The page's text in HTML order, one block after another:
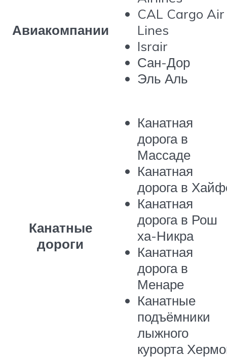
Авиакомпании
CAL Cargo Air
Lines
Israir
Сан-Дор
Эль Аль
Канатные
дороги
Канатная
дорога в
Массаде
Канатная
дорога в
Канатная
дорога в Рош
ха-Никра
Канатная
дорога в
Менаре
Канатные
подъёмники
лыжного
курорта